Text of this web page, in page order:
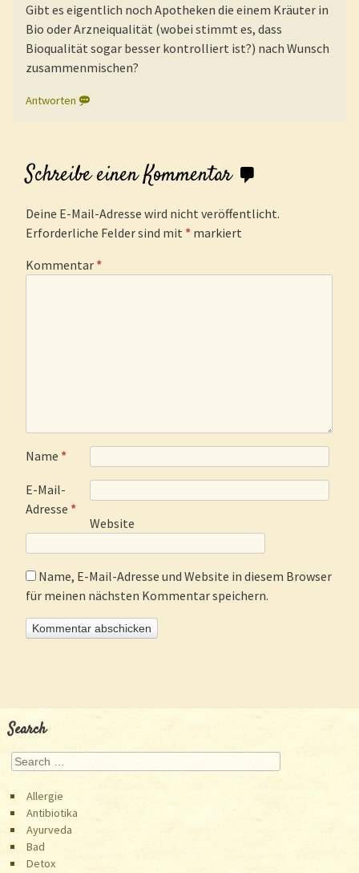
Gibt es eigentlich noch Apotheken die einem Kräuter in
Bio oder Arzneiqualität (wobei stimmt es, dass
Bioqualität sogar besser kontrolliert ist?) nach Wunsch
zusammenmischen?
Antworten
Schreibe einen Kommentar
Deine E-Mail-Adresse wird nicht veröffentlicht.
Erforderliche Felder sind mit * markiert
Kommentar *
Name *
E-Mail-
Adresse *
Website
Name, E-Mail-Adresse und Website in diesem Browser
für meinen nächsten Kommentar speichern.
Search
Search
Allergie
Antibiotika
Ayurveda
Bad
Detox